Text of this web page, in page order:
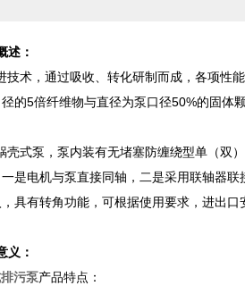
述：
技术，通过吸收、转化研制而成，各项性
的5倍纤维物与直径为泵口径50%的固
壳式泵，泵内装有无堵塞防缠绕型单（双
是电机与泵直接同轴，二是采用联轴器
具有转角功能，可根据使用要求，进出
义：
污泵产品特点：